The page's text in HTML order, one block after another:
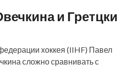
и Гретцки
хоккея (IIHF) Павел
сложно сравнивать с